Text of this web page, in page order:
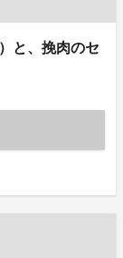
と、挽肉のセ